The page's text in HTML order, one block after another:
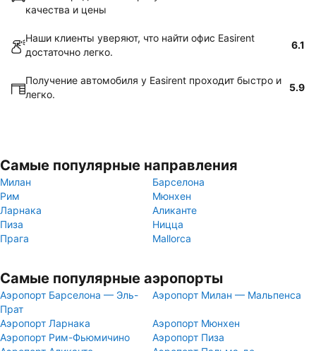
качества и цены
Наши клиенты уверяют, что найти офис Easirent
достаточно легко.
6.1
Получение автомобиля у Easirent проходит быстро и
легко.
5.9
Самые популярные направления
Милан
Барселона
Рим
Мюнхен
Ларнака
Аликанте
Пиза
Ницца
Прага
Mallorca
Самые популярные аэропорты
Аэропорт Барселона — Эль-
Прат
Аэропорт Милан — Мальпенса
Аэропорт Ларнака
Аэропорт Мюнхен
Аэропорт Рим-Фьюмичино
Аэропорт Пиза